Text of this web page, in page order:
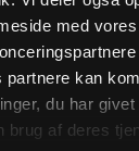
med
partnere kan
du har
brug af deres
eneste af os